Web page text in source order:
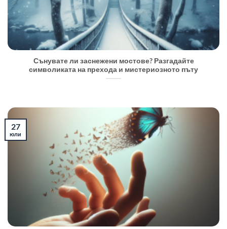
Сънувате ли заснежени мостове? Разгадайте
символиката на прехода и мистериозното пъту
27
юли